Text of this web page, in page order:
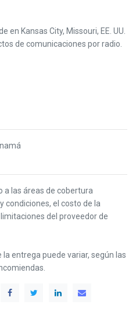
Kansas City, Missouri, EE. UU.
de comunicaciones por radio.
a las áreas de cobertura
condiciones, el costo de la
del proveedor de
entrega puede variar, según las